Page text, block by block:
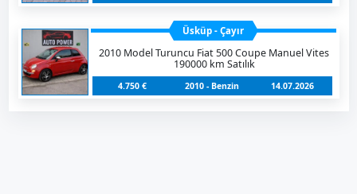
Üsküp - Çayır
2010 Model Turuncu Fiat 500 Coupe Manuel Vites
190000 km Satılık
4.750 € 2010 - Benzin 14.07.2026